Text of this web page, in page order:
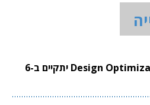
וובינר סינופסיס ל-Design Optimization יתקיים ב-6